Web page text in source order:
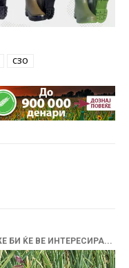
СЗО
БИ ЌЕ ВЕ ИНТЕРЕСИРА...